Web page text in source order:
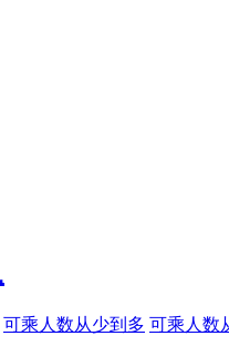
可乘人数从少到多 可乘人数